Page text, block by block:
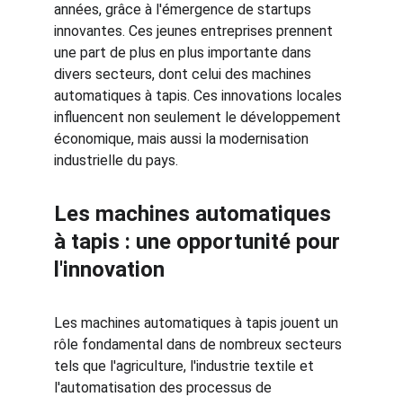
années, grâce à l'émergence de startups
innovantes. Ces jeunes entreprises prennent
une part de plus en plus importante dans
divers secteurs, dont celui des machines
automatiques à tapis. Ces innovations locales
influencent non seulement le développement
économique, mais aussi la modernisation
industrielle du pays.
Les machines automatiques
à tapis : une opportunité pour
l'innovation
Les machines automatiques à tapis jouent un
rôle fondamental dans de nombreux secteurs
tels que l'agriculture, l'industrie textile et
l'automatisation des processus de